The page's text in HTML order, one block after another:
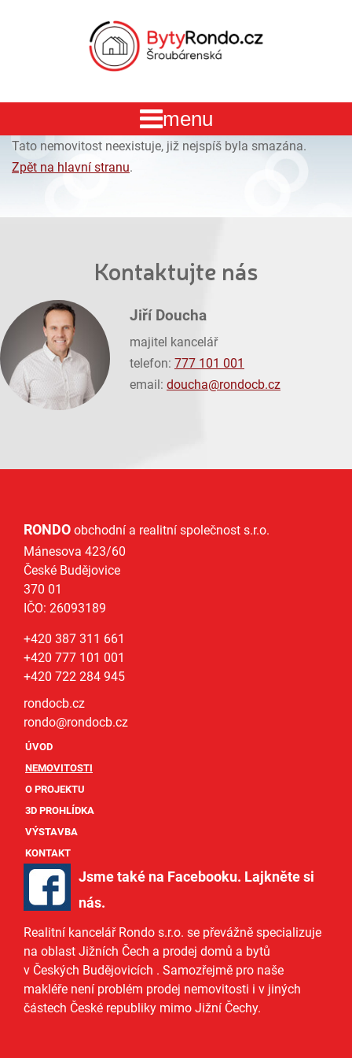
Tato nemovitost neexistuje, již nejspíš byla smazána.
Zpět na hlavní stranu.
Kontaktujte nás
Jiří Doucha
majitel kancelář
telefon: 777 101 001
email: doucha@rondocb.cz
RONDO obchodní a realitní společnost s.r.o.
Mánesova 423/60
České Budějovice
370 01
IČO: 26093189
+420 387 311 661
+420 777 101 001
+420 722 284 945
rondocb.cz
rondo@rondocb.cz
ÚVOD
NEMOVITOSTI
O PROJEKTU
3D PROHLÍDKA
VÝSTAVBA
KONTAKT
Jsme také na Facebooku. Lajkněte si
nás.
Realitní kancelář Rondo s.r.o. se převážně specializuje
na oblast Jižních Čech a prodej domů a bytů
v Českých Budějovicích . Samozřejmě pro naše
makléře není problém prodej nemovitosti i v jiných
částech České republiky mimo Jižní Čechy.